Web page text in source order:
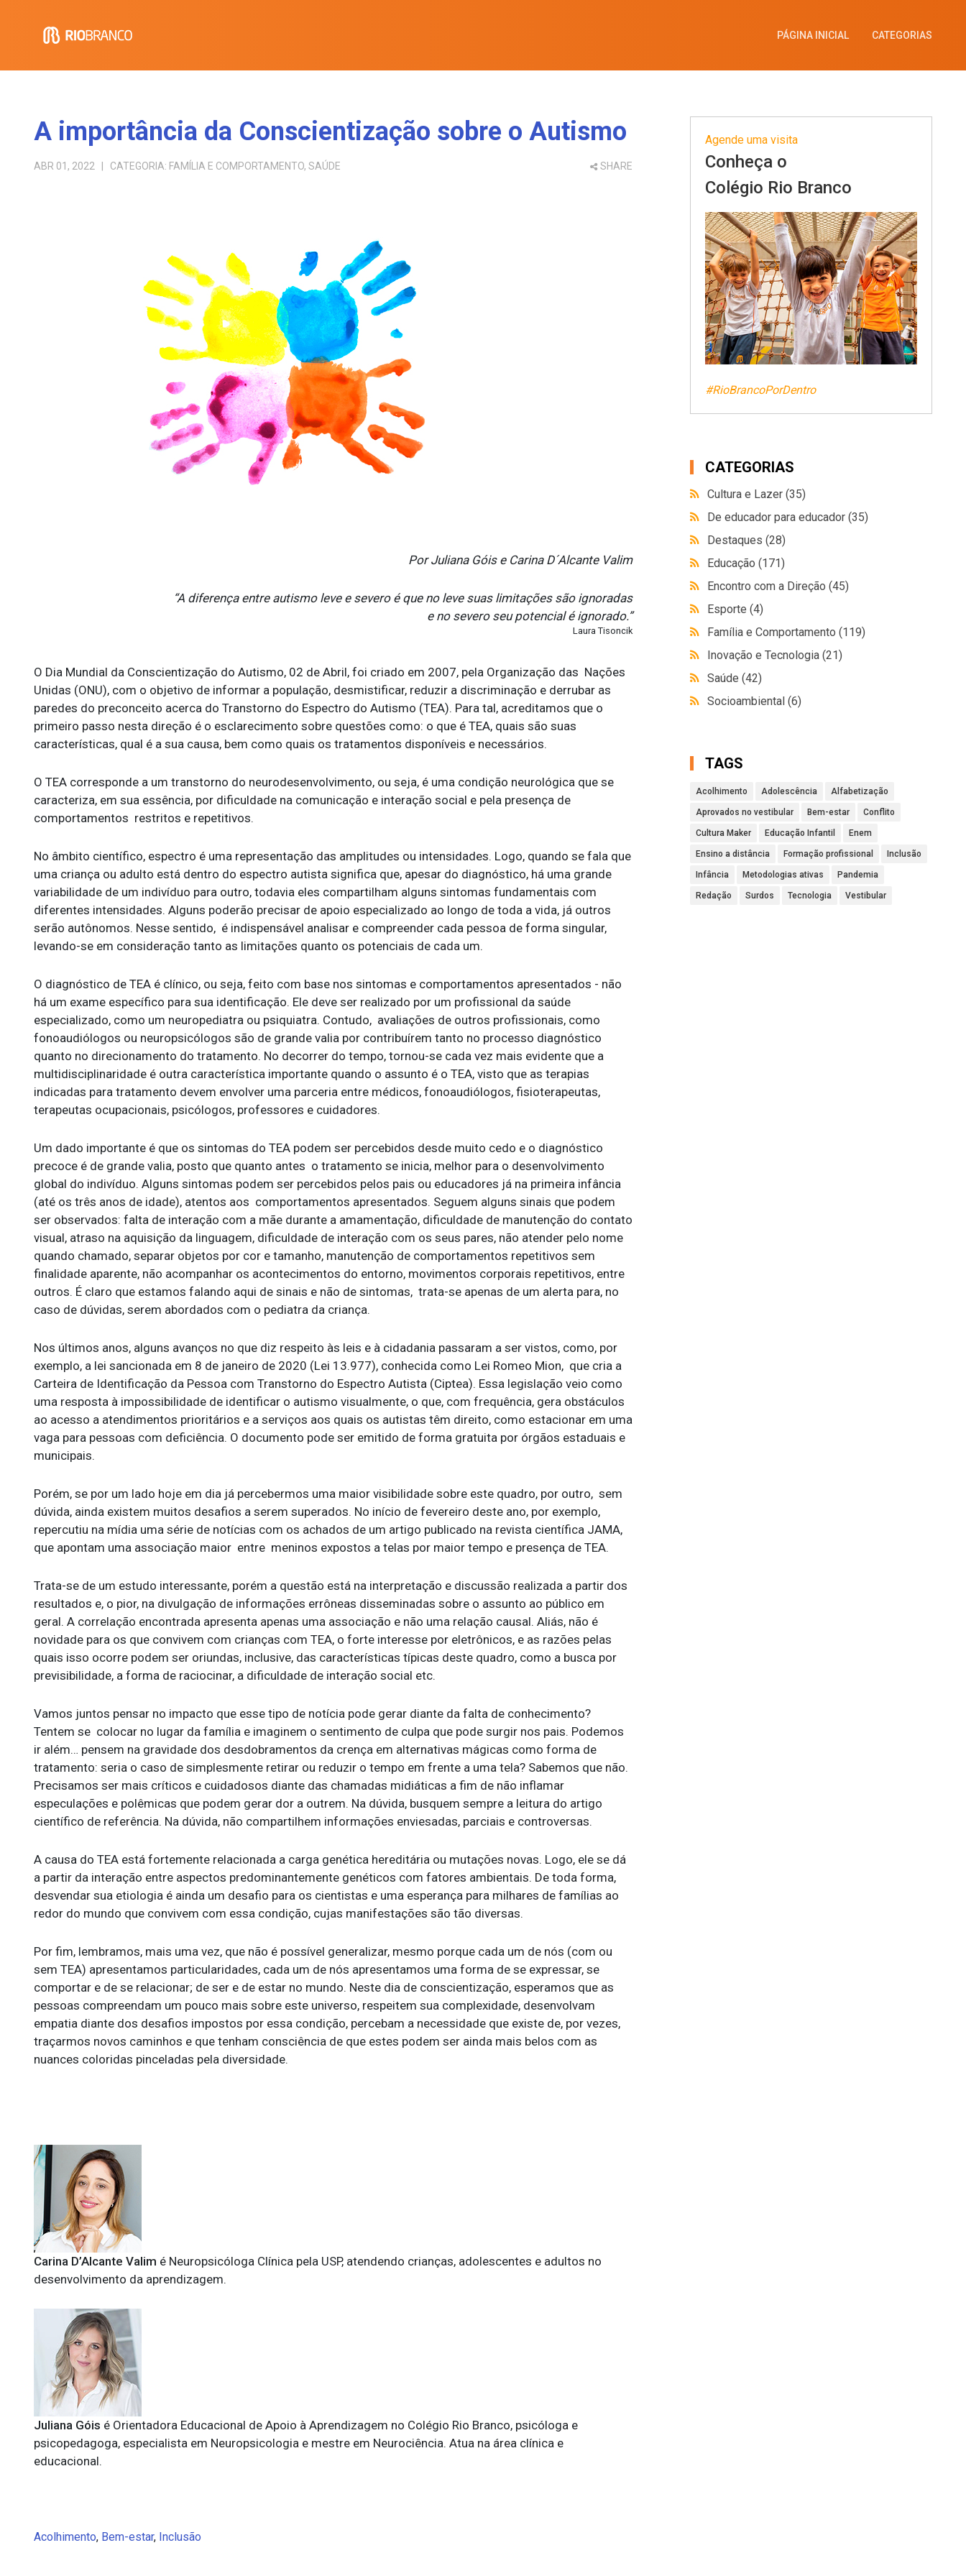
PÁGINA INICIAL CATEGORIAS
A importância da Conscientização sobre o Autismo
ABR 01, 2022 | CATEGORIA: FAMÍLIA E COMPORTAMENTO, SAÚDE SHARE
Por Juliana Góis e Carina D´Alcante Valim
“A diferença entre autismo leve e severo é que no leve suas limitações são ignoradas
e no severo seu potencial é ignorado.”
Laura Tisoncik
O Dia Mundial da Conscientização do Autismo, 02 de Abril, foi criado em 2007, pela Organização das Nações
Unidas (ONU), com o objetivo de informar a população, desmistificar, reduzir a discriminação e derrubar as
paredes do preconceito acerca do Transtorno do Espectro do Autismo (TEA). Para tal, acreditamos que o
primeiro passo nesta direção é o esclarecimento sobre questões como: o que é TEA, quais são suas
características, qual é a sua causa, bem como quais os tratamentos disponíveis e necessários.
O TEA corresponde a um transtorno do neurodesenvolvimento, ou seja, é uma condição neurológica que se
caracteriza, em sua essência, por dificuldade na comunicação e interação social e pela presença de
comportamentos restritos e repetitivos.
No âmbito científico, espectro é uma representação das amplitudes ou intensidades. Logo, quando se fala que
uma criança ou adulto está dentro do espectro autista significa que, apesar do diagnóstico, há uma grande
variabilidade de um indivíduo para outro, todavia eles compartilham alguns sintomas fundamentais com
diferentes intensidades. Alguns poderão precisar de apoio especializado ao longo de toda a vida, já outros
serão autônomos. Nesse sentido, é indispensável analisar e compreender cada pessoa de forma singular,
levando-se em consideração tanto as limitações quanto os potenciais de cada um.
O diagnóstico de TEA é clínico, ou seja, feito com base nos sintomas e comportamentos apresentados - não
há um exame específico para sua identificação. Ele deve ser realizado por um profissional da saúde
especializado, como um neuropediatra ou psiquiatra. Contudo, avaliações de outros profissionais, como
fonoaudiólogos ou neuropsicólogos são de grande valia por contribuírem tanto no processo diagnóstico
quanto no direcionamento do tratamento. No decorrer do tempo, tornou-se cada vez mais evidente que a
multidisciplinaridade é outra característica importante quando o assunto é o TEA, visto que as terapias
indicadas para tratamento devem envolver uma parceria entre médicos, fonoaudiólogos, fisioterapeutas,
terapeutas ocupacionais, psicólogos, professores e cuidadores.
Um dado importante é que os sintomas do TEA podem ser percebidos desde muito cedo e o diagnóstico
precoce é de grande valia, posto que quanto antes o tratamento se inicia, melhor para o desenvolvimento
global do indivíduo. Alguns sintomas podem ser percebidos pelos pais ou educadores já na primeira infância
(até os três anos de idade), atentos aos comportamentos apresentados. Seguem alguns sinais que podem
ser observados: falta de interação com a mãe durante a amamentação, dificuldade de manutenção do contato
visual, atraso na aquisição da linguagem, dificuldade de interação com os seus pares, não atender pelo nome
quando chamado, separar objetos por cor e tamanho, manutenção de comportamentos repetitivos sem
finalidade aparente, não acompanhar os acontecimentos do entorno, movimentos corporais repetitivos, entre
outros. É claro que estamos falando aqui de sinais e não de sintomas, trata-se apenas de um alerta para, no
caso de dúvidas, serem abordados com o pediatra da criança.
Nos últimos anos, alguns avanços no que diz respeito às leis e à cidadania passaram a ser vistos, como, por
exemplo, a lei sancionada em 8 de janeiro de 2020 (Lei 13.977), conhecida como Lei Romeo Mion, que cria a
Carteira de Identificação da Pessoa com Transtorno do Espectro Autista (Ciptea). Essa legislação veio como
uma resposta à impossibilidade de identificar o autismo visualmente, o que, com frequência, gera obstáculos
ao acesso a atendimentos prioritários e a serviços aos quais os autistas têm direito, como estacionar em uma
vaga para pessoas com deficiência. O documento pode ser emitido de forma gratuita por órgãos estaduais e
municipais.
Porém, se por um lado hoje em dia já percebermos uma maior visibilidade sobre este quadro, por outro, sem
dúvida, ainda existem muitos desafios a serem superados. No início de fevereiro deste ano, por exemplo,
repercutiu na mídia uma série de notícias com os achados de um artigo publicado na revista científica JAMA,
que apontam uma associação maior entre meninos expostos a telas por maior tempo e presença de TEA.
Trata-se de um estudo interessante, porém a questão está na interpretação e discussão realizada a partir dos
resultados e, o pior, na divulgação de informações errôneas disseminadas sobre o assunto ao público em
geral. A correlação encontrada apresenta apenas uma associação e não uma relação causal. Aliás, não é
novidade para os que convivem com crianças com TEA, o forte interesse por eletrônicos, e as razões pelas
quais isso ocorre podem ser oriundas, inclusive, das características típicas deste quadro, como a busca por
previsibilidade, a forma de raciocinar, a dificuldade de interação social etc.
Vamos juntos pensar no impacto que esse tipo de notícia pode gerar diante da falta de conhecimento?
Tentem se colocar no lugar da família e imaginem o sentimento de culpa que pode surgir nos pais. Podemos
ir além… pensem na gravidade dos desdobramentos da crença em alternativas mágicas como forma de
tratamento: seria o caso de simplesmente retirar ou reduzir o tempo em frente a uma tela? Sabemos que não.
Precisamos ser mais críticos e cuidadosos diante das chamadas midiáticas a fim de não inflamar
especulações e polêmicas que podem gerar dor a outrem. Na dúvida, busquem sempre a leitura do artigo
científico de referência. Na dúvida, não compartilhem informações enviesadas, parciais e controversas.
A causa do TEA está fortemente relacionada a carga genética hereditária ou mutações novas. Logo, ele se dá
a partir da interação entre aspectos predominantemente genéticos com fatores ambientais. De toda forma,
desvendar sua etiologia é ainda um desafio para os cientistas e uma esperança para milhares de famílias ao
redor do mundo que convivem com essa condição, cujas manifestações são tão diversas.
Por fim, lembramos, mais uma vez, que não é possível generalizar, mesmo porque cada um de nós (com ou
sem TEA) apresentamos particularidades, cada um de nós apresentamos uma forma de se expressar, se
comportar e de se relacionar; de ser e de estar no mundo. Neste dia de conscientização, esperamos que as
pessoas compreendam um pouco mais sobre este universo, respeitem sua complexidade, desenvolvam
empatia diante dos desafios impostos por essa condição, percebam a necessidade que existe de, por vezes,
traçarmos novos caminhos e que tenham consciência de que estes podem ser ainda mais belos com as
nuances coloridas pinceladas pela diversidade.
Carina D’Alcante Valim é Neuropsicóloga Clínica pela USP, atendendo crianças, adolescentes e adultos no
desenvolvimento da aprendizagem.
Juliana Góis é Orientadora Educacional de Apoio à Aprendizagem no Colégio Rio Branco, psicóloga e
psicopedagoga, especialista em Neuropsicologia e mestre em Neurociência. Atua na área clínica e
educacional.
Acolhimento, Bem-estar, Inclusão
Agende uma visita
Conheça o
Colégio Rio Branco
#RioBrancoPorDentro
CATEGORIAS
Cultura e Lazer(35)
De educador para educador(35)
Destaques(28)
Educação(171)
Encontro com a Direção(45)
Esporte(4)
Família e Comportamento(119)
Inovação e Tecnologia(21)
Saúde(42)
Socioambiental(6)
TAGS
Acolhimento Adolescência Alfabetização
Aprovados no vestibular Bem-estar Conflito
Cultura Maker Educação Infantil Enem
Ensino a distância Formação profissional Inclusão
Infância Metodologias ativas Pandemia
Redação Surdos Tecnologia Vestibular